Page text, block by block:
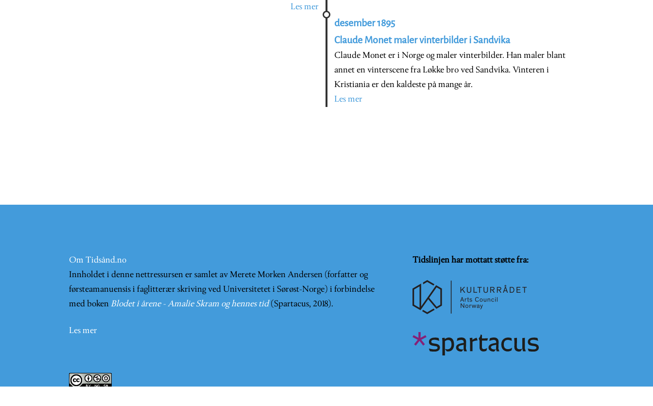
Les mer
desember 1895
Claude Monet maler vinterbilder i Sandvika
Claude Monet er i Norge og maler vinterbilder. Han maler blant
annet en vinterscene fra Løkke bro ved Sandvika. Vinteren i
Kristiania er den kaldeste på mange år.
Les mer
Om Tidsånd.no
Innholdet i denne nettressursen er samlet av Merete Morken Andersen (forfatter og
førsteamanuensis i faglitterær skriving ved Universitetet i Sørøst-Norge) i forbindelse
med boken Blodet i årene - Amalie Skram og hennes tid (Spartacus, 2018).
Les mer
Tidslinjen har mottatt støtte fra: